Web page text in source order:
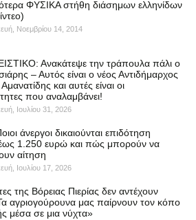
ΦΥΣΙΚΑ στήθη διάσημων ελληνίδων
Νοεμβρίου 14, 2014
Ανακάτεψε την τράπουλα πάλι ο
– Αυτός είναι ο νέος Αντιδήμαρχος
και αυτές είναι οι
που αναλαμβάνει!
Ιουλίου 31, 2026
άνεργοι δικαιούνται επιδότηση
1.250 ευρώ και πώς μπορούν να
αίτηση
Ιουλίου 17, 2026
της Βόρειας Πιερίας δεν αντέχουν
αγριογούρουνα μας παίρνουν τον κόπο
μέσα σε μια νύχτα»